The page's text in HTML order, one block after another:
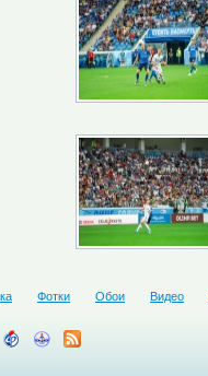
Фотки Обои Видео